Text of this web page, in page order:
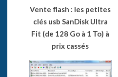
Vente flash : les petites
clés usb SanDisk Ultra
Fit (de 128 Go à 1 To) à
prix cassés